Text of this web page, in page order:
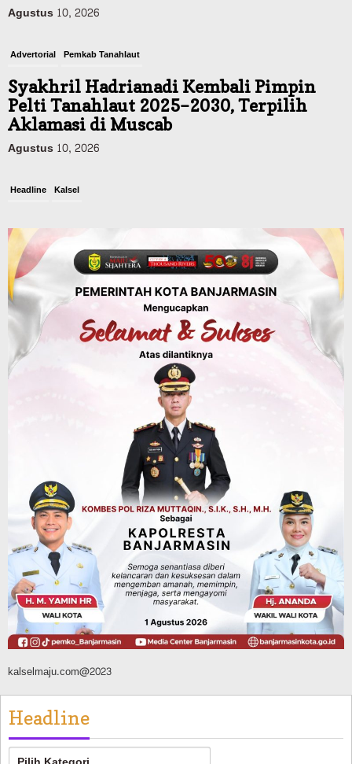
Agustus 10, 2026
Advertorial Pemkab Tanahlaut
Syakhril Hadrianadi Kembali Pimpin
Pelti Tanahlaut 2025–2030, Terpilih
Aklamasi di Muscab
Agustus 10, 2026
Headline Kalsel
Banjar, Ratusan Pohon Ditanam, Hampir
2 Ton Sampah Terkumpul dari
Penukaran dengan Sembako
Agustus 9, 2026
Advertorial Pemkab Balangan
28 Pelajar Halong Balangan Jalani
Latihan Intensif Paskibraka, Ditempa
TNI-Polri Sambut HUT ke-81 RI
Budaya & Pariwisata
900 Peserta Ramaikan Wali Kota Cup
Kicau Mania Banjarmasin, Total Hadiah
Rp40 Juta
Agustus 10, 2026
kalselmaju.com@2023
Headline
Headline